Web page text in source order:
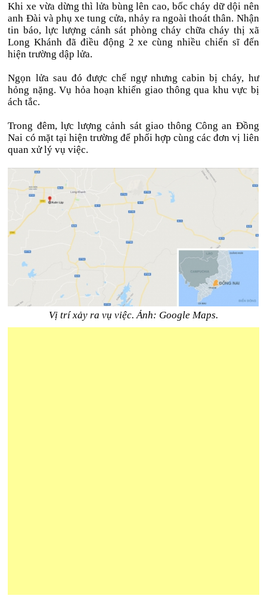
Khi xe vừa dừng thì lửa bùng lên cao, bốc cháy dữ dội nên
anh Đài và phụ xe tung cửa, nhảy ra ngoài thoát thân. Nhận
tin báo, lực lượng cảnh sát phòng cháy chữa cháy thị xã
Long Khánh đã điều động 2 xe cùng nhiều chiến sĩ đến
hiện trường dập lửa.
Ngọn lửa sau đó được chế ngự nhưng cabin bị cháy, hư
hỏng nặng. Vụ hỏa hoạn khiến giao thông qua khu vực bị
ách tắc.
Trong đêm, lực lượng cảnh sát giao thông Công an Đồng
Nai có mặt tại hiện trường để phối hợp cùng các đơn vị liên
quan xử lý vụ việc.
Vị trí xảy ra vụ việc. Ảnh: Google Maps.